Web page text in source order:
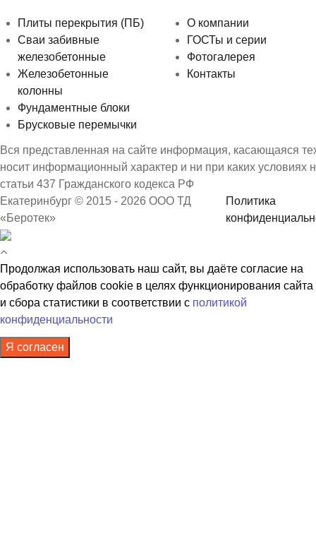
Плиты перекрытия (ПБ)
Сваи забивные
железобетонные
Железобетонные
колонны
Фундаментные блоки
Брусковые перемычки
О компании
ГОСТы и серии
Фотогалерея
Контакты
Вся представленная на сайте информация, касающаяся
носит информационный характер и ни при каких
статьи 437 Гражданского кодекса РФ
Екатеринбург © 2015 - 2026 ООО ТД
«Беротек»
Политика
Продолжая использовать наш сайт, вы даёте согласие на
обработку файлов cookie в целях функционирования сайта
и сбора статистики в соответствии с политикой
конфиденциальности
Я согласен